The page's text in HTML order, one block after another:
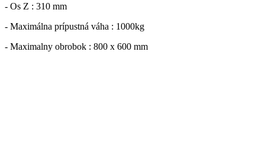
- Os Z : 310 mm
- Maximálna prípustná váha : 1000kg
- Maximalny obrobok : 800 x 600 mm